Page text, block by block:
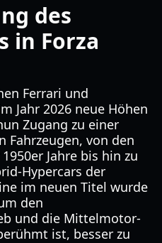
des
in Forza
Ferrari und
Jahr 2026 neue Höhen
Zugang zu einer
Fahrzeugen, von den
Jahre bis hin zu
Hypercars der
im neuen Titel wurde
den
und die Mittelmotor-
ist, besser zu